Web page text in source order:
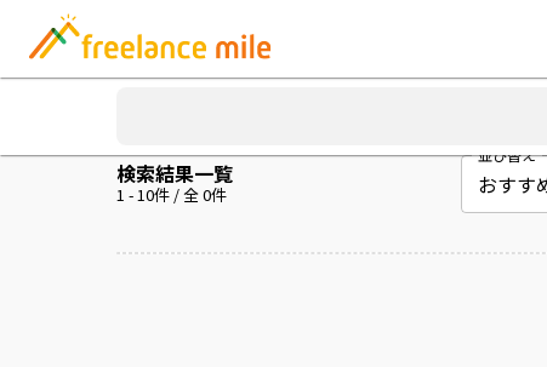
検索結果一覧
1 -10件 / 全0件
並び替え